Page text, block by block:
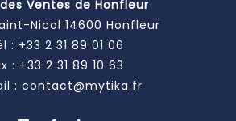
Ventes de Honfleur
Nicol 14600 Honfleur
: +33 2 31 89 01 06
: +33 2 31 89 10 63
: contact@mytika.fr